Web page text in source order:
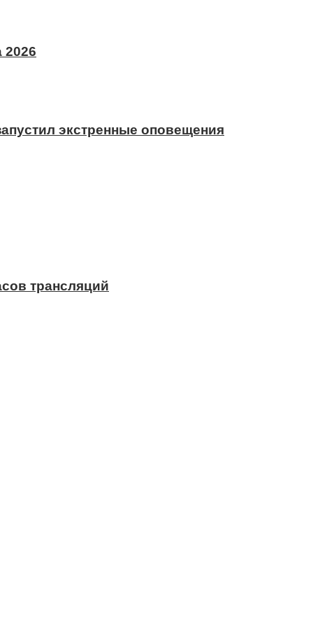
2026
экстренные оповещения
трансляций